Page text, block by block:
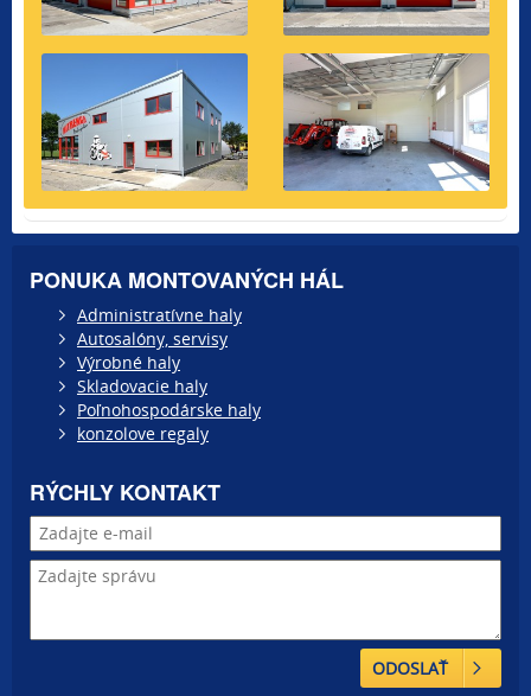
PONUKA MONTOVANÝCH HÁL
Administratívne haly
Autosalóny, servisy
Výrobné haly
Skladovacie haly
Poľnohospodárske haly
konzolove regaly
RÝCHLY KONTAKT
ODOSLAŤ